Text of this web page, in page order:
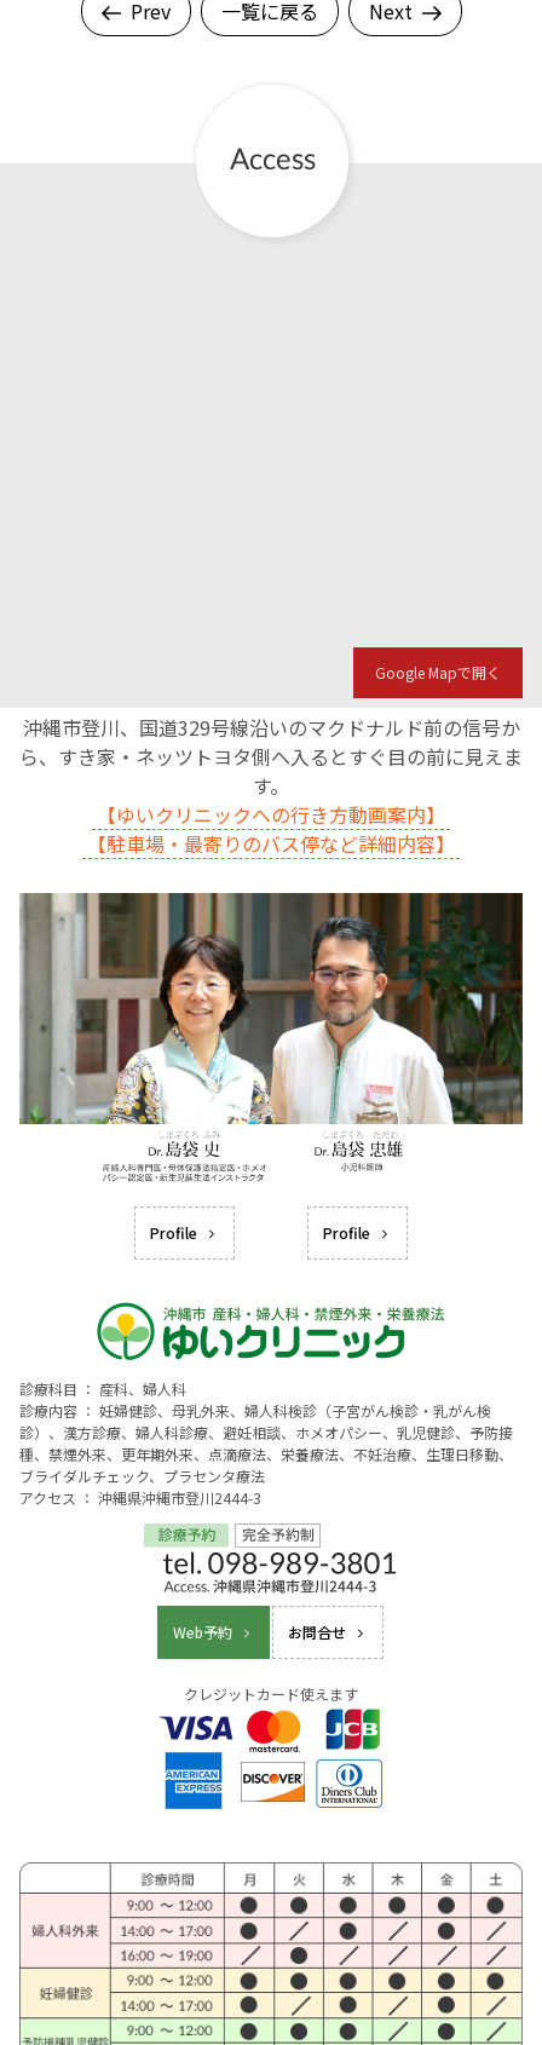
Prev 一覧に戻る Next
Google Mapで開く
沖縄市登川、国道329号線沿いのマクドナルド前の信号か
ら、すき家・ネッツトヨタ側へ入るとすぐ目の前に見えま
す。
【ゆいクリニックへの行き方動画案内】
【駐車場・最寄りのバス停など詳細内容】
Profile Profile
診療科目 ： 産科、婦人科
診療内容 ： 妊婦健診、母乳外来、婦人科検診（子宮がん検診・乳がん検
診）、漢方診療、婦人科診療、避妊相談、ホメオパシー、乳児健診、予防接
種、禁煙外来、更年期外来、点滴療法、栄養療法、不妊治療、生理日移動、
ブライダルチェック、プラセンタ療法
アクセス ： 沖縄県沖縄市登川2444-3
Web予約 お問合せ
クレジットカード使えます